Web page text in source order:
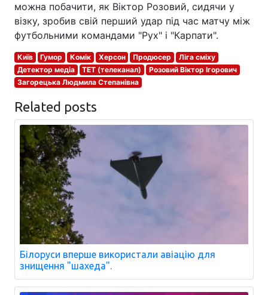
можна побачити, як Віктор Розовий, сидячи у
візку, зробив свій перший удар під час матчу між
футбольними командами "Рух" і "Карпати".
Київ Гумор Комік Херсон Продюсер
Ліга сміху
Детектор медіа
ТЕТ (телеканал)
Розовий Віктор Ігорович
Загорецька Людмила Степанівна
Related posts
Білоруси вперше використали авіацію для
знищення "шахеда".